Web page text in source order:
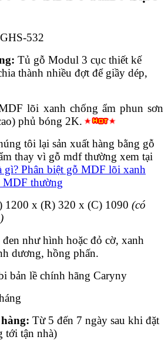
532
Tủ gỗ Modul 3 cục thiết kế
thành nhiều đợt để giầy dép,
lõi xanh chống ẩm phun sơn
phủ bóng 2K.
tôi lại sản xuất hàng bằng gỗ
thay vì gỗ mdf thường xem tại
gì? Phân biệt gỗ MDF lõi xanh
MDF thường
1200 x (R) 320 x (C) 1090 (có
đen như hình hoặc đỏ cờ, xanh
dương, hồng phấn.
bản lề chính hãng Caryny
Từ 5 đến 7 ngày sau khi đặt
tới tận nhà)